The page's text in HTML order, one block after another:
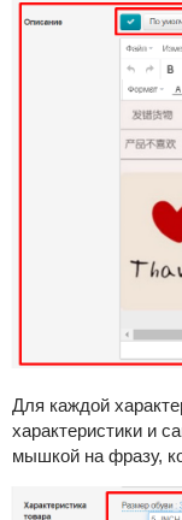
Для каждой
характеристики и
мышкой на фразу,